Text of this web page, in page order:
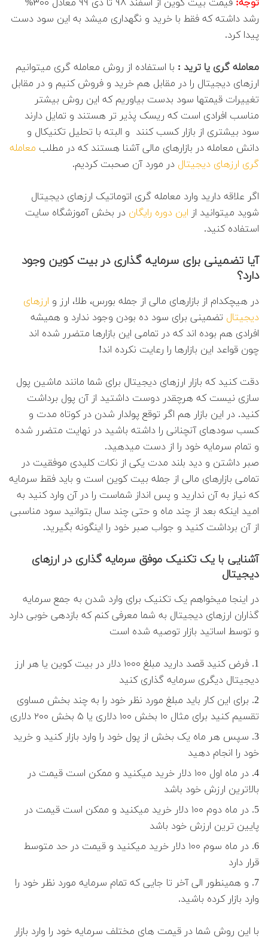
توجه:
قیمت بیت کوین از اسفند ۹۸ تا دی ۹۹ معادل ۳۰۰%
رشد داشته که فقط با خرید و نگهداری میشد به این سود دست
پیدا کرد.
معامله گری یا ترید : با استفاده از روش معامله گری میتوانیم
ارزهای دیجیتال را در مقابل هم خرید و فروش کنیم و در مقابل
تغییرات قیمتها سود بدست بیاوریم که این روش بیشتر
مناسب افرادی است که ریسک پذیر تر هستند و تمایل دارند
سود بیشتری از بازار کسب کنند و البته با تحلیل تکنیکال و
دانش معامله در بازارهای مالی آشنا هستند که در مطلب معامله
گری ارزهای دیجیتال در مورد آن صحبت کردیم.
اگر علاقه دارید وارد معامله گری اتوماتیک ارزهای دیجیتال
شوید میتوانید از این دوره رایگان در بخش آموزشگاه سایت
استفاده کنید.
آیا تضمینی برای سرمایه گذاری در بیت کوین وجود
دارد؟
در هیچکدام از بازارهای مالی از جمله بورس، طلا، ارز و ارزهای
دیجیتال تضمینی برای سود ده بودن وجود ندارد و همیشه
افرادی هم بوده اند که در تمامی این بازارها متضرر شده اند
چون قواعد این بازارها را رعایت نکرده اند!
دقت کنید که بازار ارزهای دیجیتال برای شما مانند ماشین پول
سازی نیست که هرچقدر دوست داشتید از آن پول برداشت
کنید. در این بازار هم اگر توقع پولدار شدن در کوتاه مدت و
کسب سودهای آنچنانی را داشته باشید در نهایت متضرر شده
و تمام سرمایه خود را از دست میدهید.
صبر داشتن و دید بلند مدت یکی از نکات کلیدی موفقیت در
تمامی بازارهای مالی از جمله بیت کوین است و باید فقط سرمایه
که نیاز به آن ندارید و پس انداز شماست را در آن وارد کنید به
امید اینکه بعد از چند ماه و حتی چند سال بتوانید سود مناسبی
از آن برداشت کنید و جواب صبر خود را اینگونه بگیرید.
آشنایی با یک تکنیک موفق سرمایه گذاری در ارزهای
دیجیتال
در اینجا میخواهم یک تکنیک برای وارد شدن به جمع سرمایه
گذاران ارزهای دیجیتال به شما معرفی کنم که بازدهی خوبی دارد
و توسط اساتید بازار توصیه شده است
فرض کنید قصد دارید مبلغ ۱۰۰۰ دلار در بیت کوین یا هر ارز
دیجیتال دیگری سرمایه گذاری کنید
برای این کار باید مبلغ مورد نظر خود را به چند بخش مساوی
تقسیم کنید برای مثال ۱۰ بخش ۱۰۰ دلاری یا ۵ بخش ۲۰۰ دلاری
سپس هر ماه یک بخش از پول خود را وارد بازار کنید و خرید
خود را انجام دهید
در ماه اول ۱۰۰ دلار خرید میکنید و ممکن است قیمت در
بالاترین ارزش خود باشد
در ماه دوم ۱۰۰ دلار خرید میکنید و ممکن است قیمت در
پایین ترین ارزش خود باشد
در ماه سوم ۱۰۰ دلار خرید میکنید و قیمت در حد متوسط
قرار دارد
و همینطور الی آخر تا جایی که تمام سرمایه مورد نظر خود را
وارد بازار کرده باشید.
با این روش شما در قیمت های مختلف سرمایه خود را وارد بازار